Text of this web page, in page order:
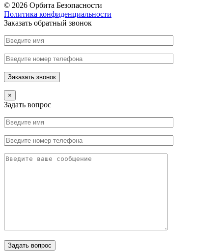
© 2026 Орбита Безопасности
Политика конфиденциальности
Заказать обратный звонок
×
Задать вопрос